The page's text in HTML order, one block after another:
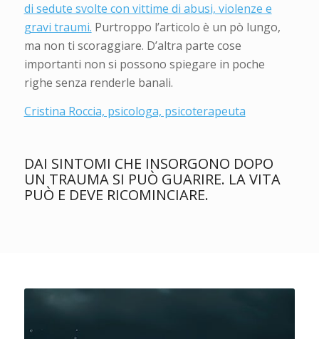
di sedute svolte con vittime di abusi, violenze e
gravi traumi. Purtroppo l’articolo è un pò lungo,
ma non ti scoraggiare. D’altra parte cose
importanti non si possono spiegare in poche
righe senza renderle banali.
Cristina Roccia, psicologa, psicoterapeuta
DAI SINTOMI CHE INSORGONO DOPO
UN TRAUMA SI PUÒ GUARIRE. LA VITA
PUÒ E DEVE RICOMINCIARE.